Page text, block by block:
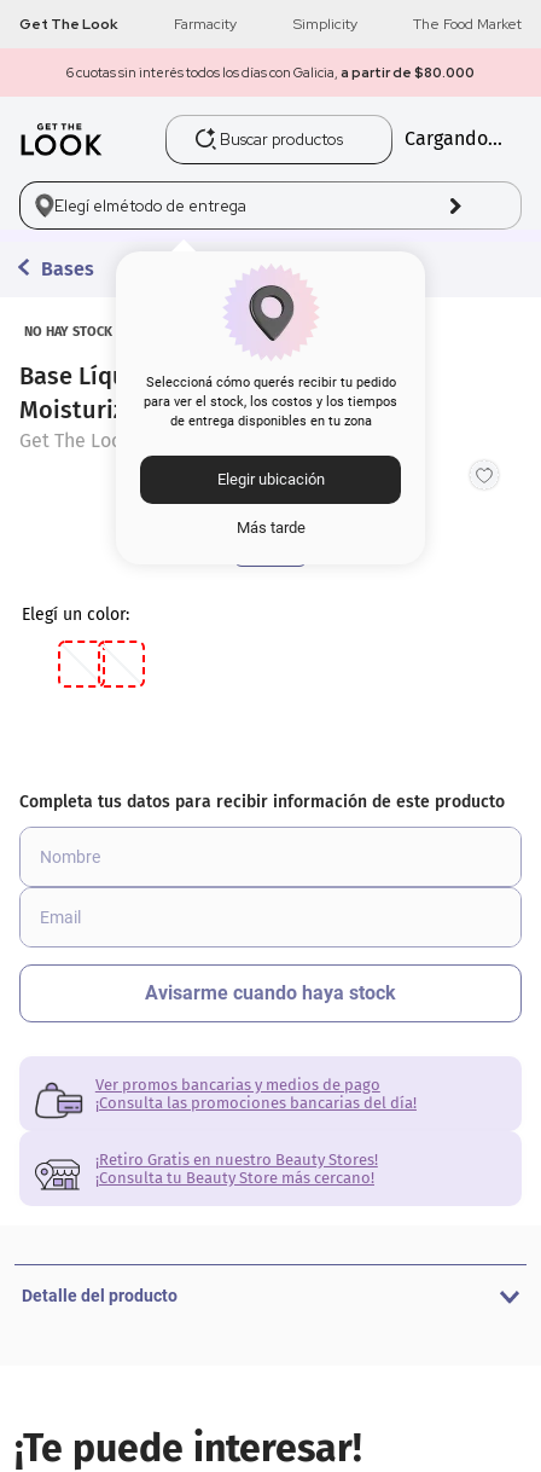
Get The Look Farmacity Simplicity The Food Market
6 cuotas sin interés todos los días con Galicia, a partir de $80.000
Buscar productos
Cargando...
Elegí elmétodo de entrega
Seleccioná cómo querés recibir tu pedido
para ver el stock, los costos y los tiempos
de entrega disponibles en tu zona
Elegir ubicación
Más tarde
Bases
NO HAY STOCK
Base Líquida Get The Look Tinted
Moisturizer
Get The Look
Ver promos bancarias y medios de pago
¡Consulta las promociones bancarias del día!
¡Retiro Gratis en nuestro Beauty Stores!
¡Consulta tu Beauty Store más cercano!
Detalle del producto
¡Te puede interesar!
1 get the look
2 máscara pestañas
3.
5. corrector
rubor
cher
labial